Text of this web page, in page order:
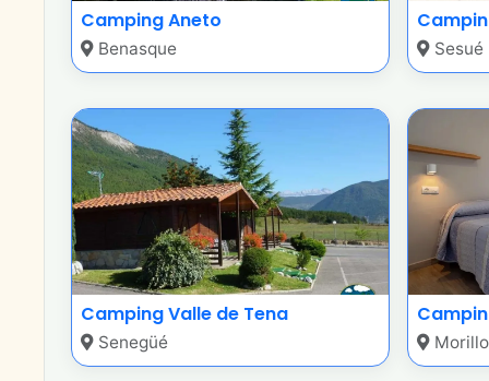
Camping Aneto
Benasque Sesué
Camping Valle de Tena
Senegüé Morillo